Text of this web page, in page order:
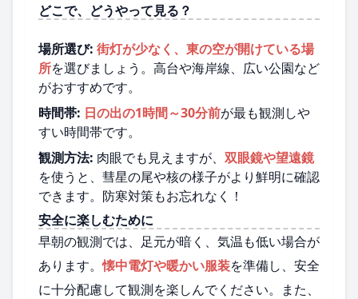
どこで、どうやって見る？
場所選び: 街灯が少なく、東の空が開けている場
所を選びましょう。高台や海岸線、広い公園など
がおすすめです。
時間帯: 日の出の1時間～30分前が最も観測しや
すい時間帯です。
観測方法: 肉眼でも見えますが、 双眼鏡や望遠鏡
を使うと、彗星の尾や核の様子がより鮮明に確認
できます。防寒対策もお忘れなく！
安全に楽しむために
早朝の観測では、足元が暗く、気温も低い場合が
あります。懐中電灯や暖かい服装を準備し、安全
に十分配慮して観測を楽しんでください。また、